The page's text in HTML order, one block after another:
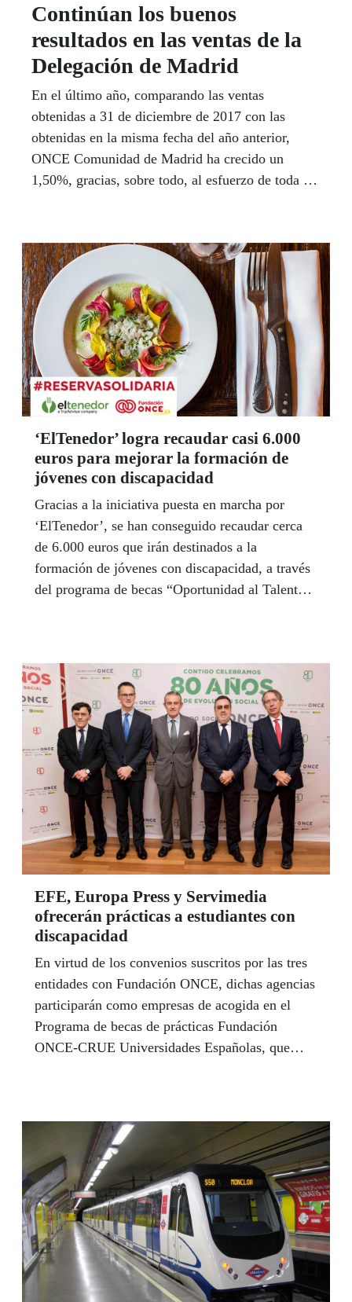
Continúan los buenos
resultados en las ventas de la
Delegación de Madrid
En el último año, comparando las ventas
obtenidas a 31 de diciembre de 2017 con las
obtenidas en la misma fecha del año anterior,
ONCE Comunidad de Madrid ha crecido un
1,50%, gracias, sobre todo, al esfuerzo de toda la
‘ElTenedor’ logra recaudar casi 6.000
euros para mejorar la formación de
jóvenes con discapacidad
Gracias a la iniciativa puesta en marcha por
‘ElTenedor’, se han conseguido recaudar cerca
de 6.000 euros que irán destinados a la
formación de jóvenes con discapacidad, a través
del programa de becas “Oportunidad al Talento”
EFE, Europa Press y Servimedia
ofrecerán prácticas a estudiantes con
discapacidad
En virtud de los convenios suscritos por las tres
entidades con Fundación ONCE, dichas agencias
participarán como empresas de acogida en el
Programa de becas de prácticas Fundación
ONCE-CRUE Universidades Españolas, que